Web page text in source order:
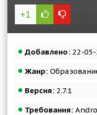
+1
Добавлено: 22-
Жанр:
Версия: 2.7.1
Требования: